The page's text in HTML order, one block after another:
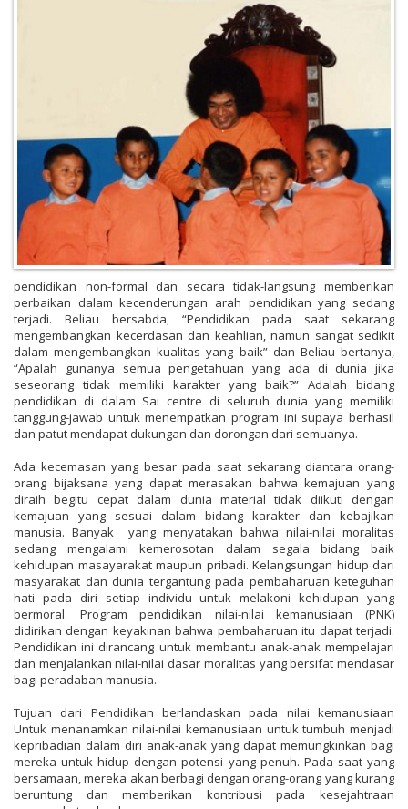
pendidikan non-formal dan secara tidak-langsung memberikan
perbaikan dalam kecenderungan arah pendidikan yang sedang
terjadi. Beliau bersabda, “Pendidikan pada saat sekarang
mengembangkan kecerdasan dan keahlian, namun sangat sedikit
dalam mengembangkan kualitas yang baik” dan Beliau bertanya,
“Apalah gunanya semua pengetahuan yang ada di dunia jika
seseorang tidak memiliki karakter yang baik?” Adalah bidang
pendidikan di dalam Sai centre di seluruh dunia yang memiliki
tanggung-jawab untuk menempatkan program ini supaya berhasil
dan patut mendapat dukungan dan dorongan dari semuanya.
Ada kecemasan yang besar pada saat sekarang diantara orang-
orang bijaksana yang dapat merasakan bahwa kemajuan yang
diraih begitu cepat dalam dunia material tidak diikuti dengan
kemajuan yang sesuai dalam bidang karakter dan kebajikan
manusia. Banyak yang menyatakan bahwa nilai-nilai moralitas
sedang mengalami kemerosotan dalam segala bidang baik
kehidupan masayarakat maupun pribadi. Kelangsungan hidup dari
masyarakat dan dunia tergantung pada pembaharuan keteguhan
hati pada diri setiap individu untuk melakoni kehidupan yang
bermoral. Program pendidikan nilai-nilai kemanusiaan (PNK)
didirikan dengan keyakinan bahwa pembaharuan itu dapat terjadi.
Pendidikan ini dirancang untuk membantu anak-anak mempelajari
dan menjalankan nilai-nilai dasar moralitas yang bersifat mendasar
bagi peradaban manusia.
Tujuan dari Pendidikan berlandaskan pada nilai kemanusiaan
Untuk menanamkan nilai-nilai kemanusiaan untuk tumbuh menjadi
kepribadian dalam diri anak-anak yang dapat memungkinkan bagi
mereka untuk hidup dengan potensi yang penuh. Pada saat yang
bersamaan, mereka akan berbagi dengan orang-orang yang kurang
beruntung dan memberikan kontribusi pada kesejahtraan